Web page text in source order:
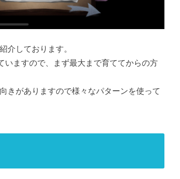
介しております。
ますので、まず最大まで育ててからの方
きがありますので様々なパターンを使って